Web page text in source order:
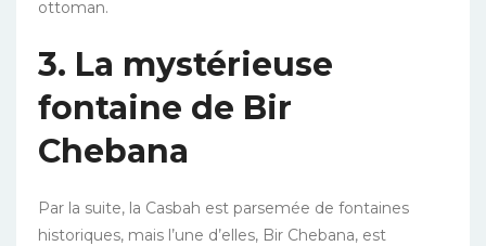
ottoman.
3. La mystérieuse
fontaine de Bir
Chebana
Par la suite, la Casbah est parsemée de fontaines
historiques, mais l’une d’elles, Bir Chebana, est